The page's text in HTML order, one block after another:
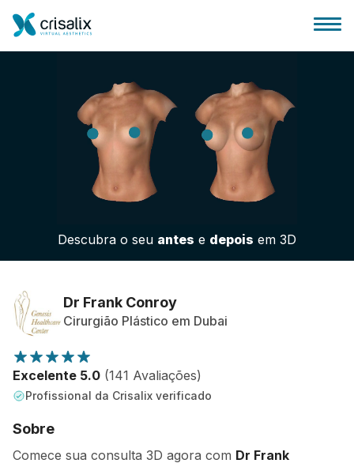
Página inicial para cirurgiões
Plataforma 3D de business
Planos
Avaliações dos pacientes
Descubra o seu antes e depois em 3D
Dr Frank Conroy
Cirurgião Plástico em Dubai
Excelente 5.0 (141 Avaliações)
Profissional da Crisalix verificado
Sobre
Comece sua consulta 3D agora com Dr Frank